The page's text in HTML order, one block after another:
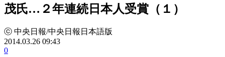
茂氏…２年連続日本人受賞（１）
ⓒ 中央日報/中央日報日本語版
2014.03.26 09:43
0